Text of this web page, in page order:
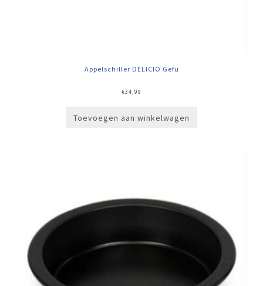
Appelschiller DELICIO Gefu
€34,99
Toevoegen aan winkelwagen